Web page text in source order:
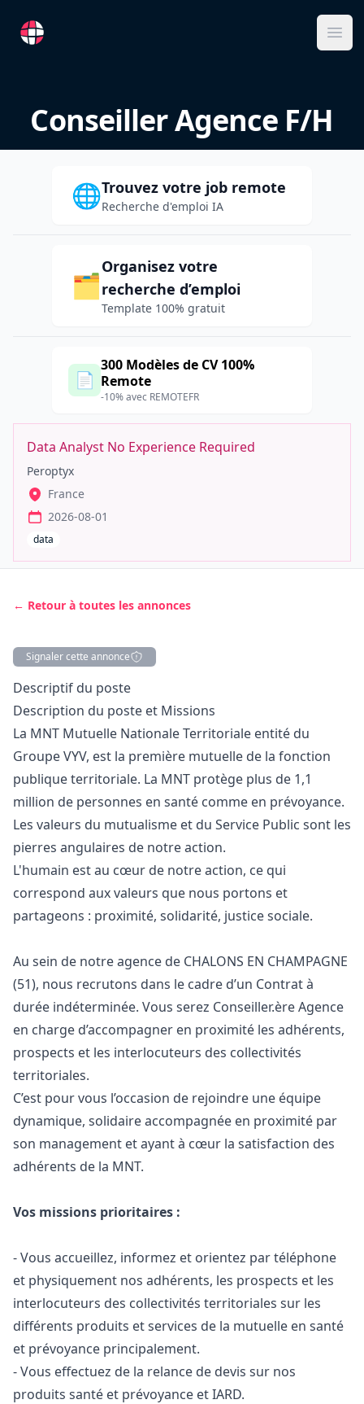
RemoteFR
Conseiller Agence F/H
🌐Trouvez votre job remote
Recherche d'emploi IA
🗂️
Organisez votre
recherche d’emploi
Template 100% gratuit
📄
300 Modèles de CV 100%
Remote
-10% avec REMOTEFR
Data Analyst No Experience Required
Peroptyx
France
2026-08-01
data
← Retour à toutes les annonces
Signaler cette annonce
Description
Descriptif du poste
Description du poste et Missions
La MNT Mutuelle Nationale Territoriale entité du
Groupe VYV, est la première mutuelle de la fonction
publique territoriale. La MNT protège plus de 1,1
million de personnes en santé comme en prévoyance.
Les valeurs du mutualisme et du Service Public sont les
pierres angulaires de notre action.
L'humain est au cœur de notre action, ce qui
correspond aux valeurs que nous portons et
partageons : proximité, solidarité, justice sociale.
Au sein de notre agence de CHALONS EN CHAMPAGNE
(51), nous recrutons dans le cadre d’un Contrat à
durée indéterminée. Vous serez Conseiller.ère Agence
en charge d’accompagner en proximité les adhérents,
prospects et les interlocuteurs des collectivités
territoriales.
C’est pour vous l’occasion de rejoindre une équipe
dynamique, solidaire accompagnée en proximité par
son management et ayant à cœur la satisfaction des
adhérents de la MNT.
Vos missions prioritaires :
- Vous accueillez, informez et orientez par téléphone
et physiquement nos adhérents, les prospects et les
interlocuteurs des collectivités territoriales sur les
différents produits et services de la mutuelle en santé
et prévoyance principalement.
- Vous effectuez de la relance de devis sur nos
produits santé et prévoyance et IARD.